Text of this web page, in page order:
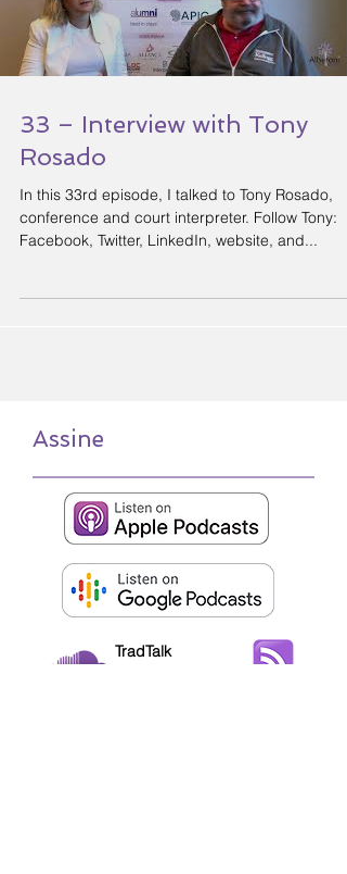
33 – Interview with Tony
Rosado
In this 33rd episode, I talked to Tony Rosado,
conference and court interpreter. Follow Tony:
Facebook, Twitter, LinkedIn, website, and...
Assine
TradTalk